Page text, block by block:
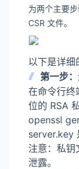
为两个主要
CSR 文件。
以下是详细
第一步
在命令行终
位的 RSA 私
openssl
server.key
注意：私钥
泄露。